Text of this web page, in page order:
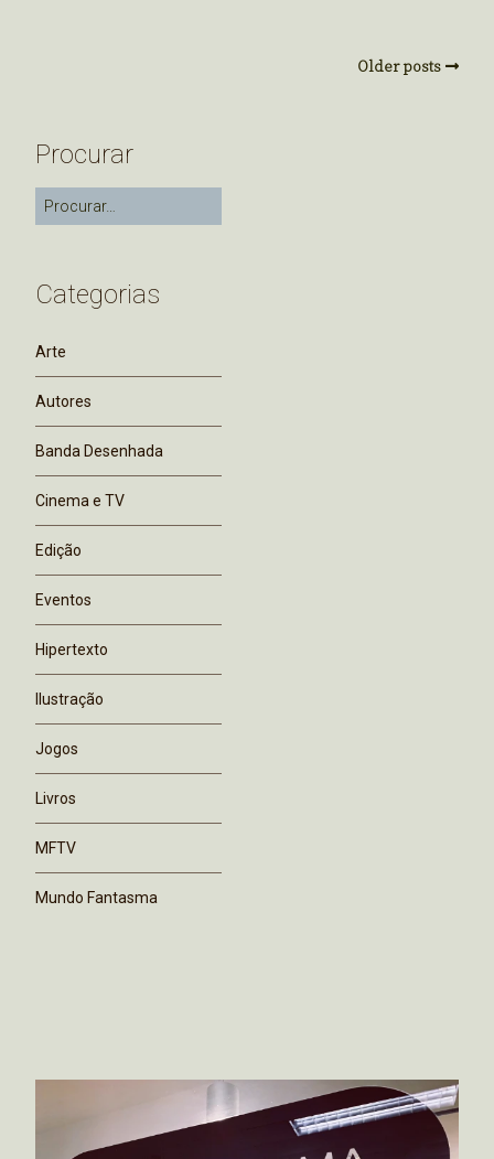
Older posts
Procurar
Categorias
Arte
Autores
Banda Desenhada
Cinema e TV
Edição
Eventos
Hipertexto
Ilustração
Jogos
Livros
MFTV
Mundo Fantasma